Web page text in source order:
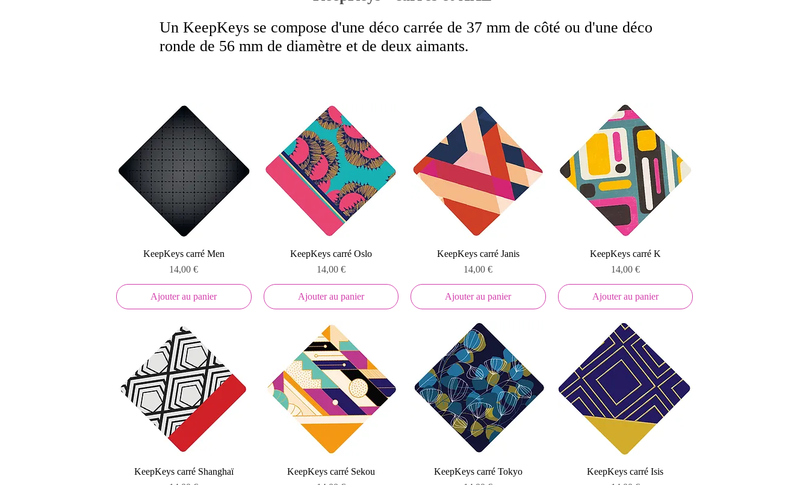
Un KeepKeys se compose d'une déco carrée de 37 mm de côté ou d'une déco
ronde de 56 mm de diamètre et de deux aimants.
Aperçu rapide
KeepKeys carré Men
Prix
14,00 €
Ajouter au panier
Aperçu rapide
KeepKeys carré Oslo
Prix
14,00 €
Ajouter au panier
Aperçu rapide
KeepKeys carré Janis
Prix
14,00 €
Ajouter au panier
Aperçu rapide
KeepKeys carré K
Prix
14,00 €
Ajouter au panier
Aperçu rapide
KeepKeys carré Shanghaï
Aperçu rapide
KeepKeys carré Sekou
Aperçu rapide
KeepKeys carré Tokyo
Aperçu rapide
KeepKeys carré Isis